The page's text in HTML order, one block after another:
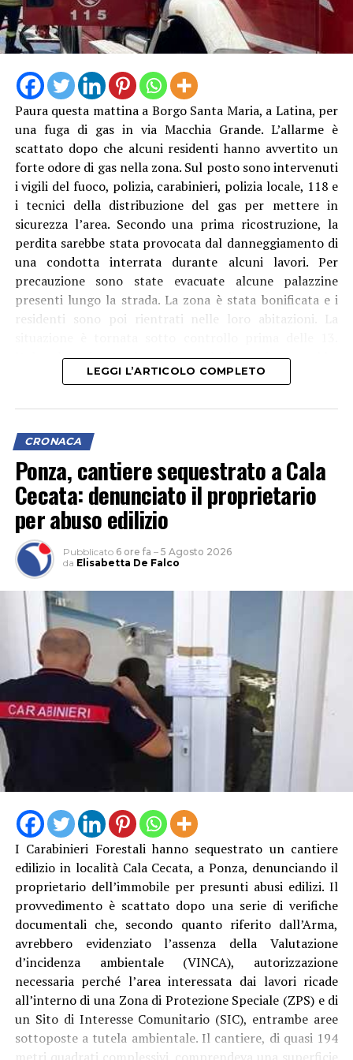
Paura questa mattina a Borgo Santa Maria, a Latina, per
una fuga di gas in via Macchia Grande. L’allarme è
scattato dopo che alcuni residenti hanno avvertito un
forte odore di gas nella zona. Sul posto sono intervenuti
i vigili del fuoco, polizia, carabinieri, polizia locale, 118 e
i tecnici della distribuzione del gas per mettere in
sicurezza l’area. Secondo una prima ricostruzione, la
perdita sarebbe stata provocata dal danneggiamento di
una condotta interrata durante alcuni lavori. Per
precauzione sono state evacuate alcune palazzine
presenti lungo la strada. La zona è stata bonificata e i
residenti sono poi rientrati nelle loro abitazioni. La
Italgas ha spiegato che a causare la dispersione sarebbe
stata un’impresa impegnata nella posa di cavidotti per
tubatura del gas. I tecnici sono al lavoro per il ripristino
della condotta.
LEGGI L’ARTICOLO COMPLETO
CRONACA
Ponza, cantiere sequestrato a Cala
Cecata: denunciato il proprietario
per abuso edilizio
Pubblicato 6 ore fa – 5 Agosto 2026
da Elisabetta De Falco
I Carabinieri Forestali hanno sequestrato un cantiere
edilizio in località Cala Cecata, a Ponza, denunciando il
proprietario dell’immobile per presunti abusi edilizi. Il
provvedimento è scattato dopo una serie di verifiche
documentali che, secondo quanto riferito dall’Arma,
avrebbero evidenziato l’assenza della Valutazione
d’incidenza ambientale (VINCA), autorizzazione
necessaria perché l’area interessata dai lavori ricade
all’interno di una Zona di Protezione Speciale (ZPS) e di
un Sito di Interesse Comunitario (SIC), entrambe aree
sottoposte a tutela ambientale. Il cantiere, di quasi 194